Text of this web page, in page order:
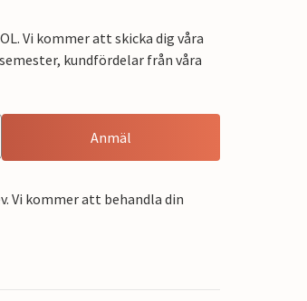
Vi kommer att skicka dig våra
kundfördelar från våra
Anmäl
Vi kommer att behandla din